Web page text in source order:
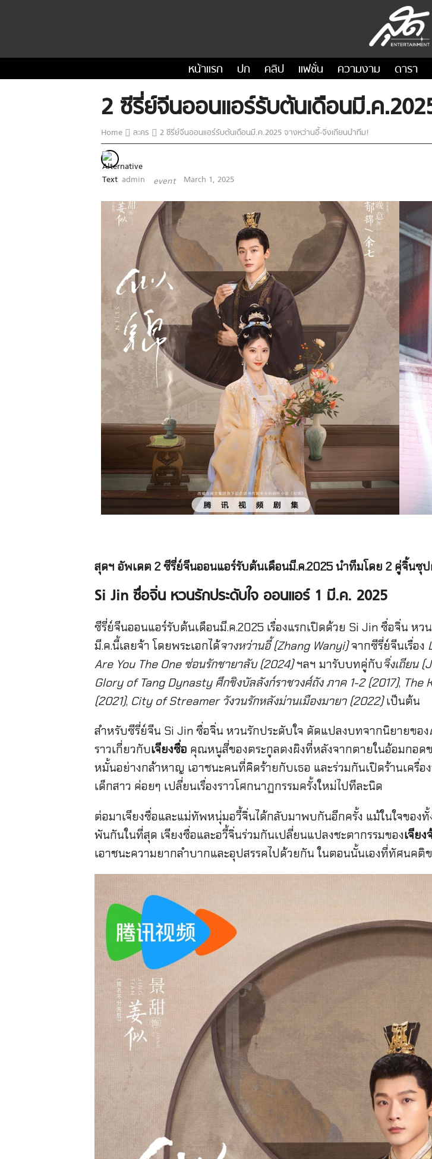
หน้าแรก ปก คลิป แฟชั่น ความงาม ดารา
2 ซีรี่ย์จีนออนแอร์รับต้นเดือนมี.ค
Home ละคร 2 ซีรี่ย์จีนออนแอร์รับต้นเดือนมี.ค.2025 จางหว่านอี้-จิ่งเถียนนำทีม!
admin event March 1, 2025
สุดฯ อัพเดต 2 ซีรี่ย์จีนออนแอร์รับต้นเดือนมี.ค.2025 นำทีมโดย 2 คู่จิ้นซุ
Si Jin ซื่อจิ่น หวนรักประดับใจ ออนแอร์ 1 มี.ค. 2025
ซีรี่ย์จีนออนแอร์รับต้นเดือนมี.ค.2025 เรื่องแรกเปิดด้วย Si Jin ซื่อจิ่น ห
มี.ค.นี้เลยจ้า โดยพระเอกได้จางหว่านอี้ (Zhang Wanyi)จากซีรี่ย์จีนเรื่อง
Are You The One ซ่อนรักชายาลับ (2024)ฯลฯ มารับบทคู่กับจิ่งเถียน
Glory of Tang Dynasty ศึกชิงบัลลังก์ราชวงศ์ถัง ภาค 1-2 (2017), The
(2021),City of Streamer วังวนรักหลังม่านเมืองมายา (2022)เป็นต้น
สำหรับซีรี่ย์จีน Si Jin ซื่อจิ่น หวนรักประดับใจ ดัดแปลงบทจากนิยายของ
ราวเกี่ยวกับเจียงซื่อ คุณหนูสี่ของตระกูลตงผิงที่หลังจากตายในอ้อมกอด
หมั้นอย่างกล้าหาญ เอาชนะคนที่คิดร้ายกับเธอ และร่วมกันเปิดร้านเครื่
เด็กสาว ค่อยๆ เปลี่ยนเรื่องราวโศกนาฏกรรมครั้งใหม่ไปทีละนิด
ต่อมาเจียงซื่อและแม่ทัพหนุ่มอวี้จิ่นได้กลับมาพบกันอีกครั้ง แม้ในใจของทั้
พันกันในที่สุด เจียงซื่อและอวี้จิ่นร่วมกันเปลี่ยนแปลงชะตากรรมของเจียง
เอาชนะความยากลำบากและอุปสรรคไปด้วยกัน ในตอนนั้นเองที่ทัศนคติ